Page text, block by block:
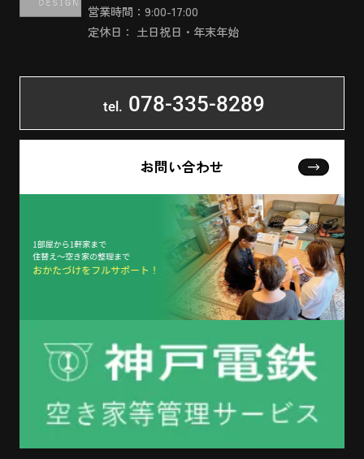
営業時間：9:00-17:00
定休日： 土日祝日・年末年始
tel. 078-335-8289
お問い合わせ